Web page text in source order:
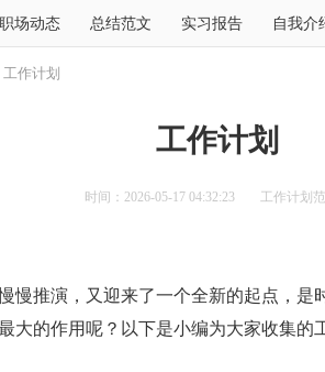
职场动态 总结范文 实习报告 自我介
工作计划
工作计划
时间：2026-05-17 04:32:23 工作计划
推演，又迎来了一个全新的起点，是
大的作用呢？以下是小编为大家收集的